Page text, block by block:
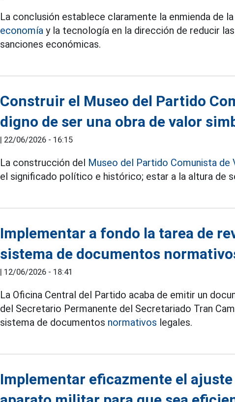
La conclusión establece claramente la enmienda de
economía y la tecnología en la dirección de reducir
sanciones económicas.
Construir el Museo del Partido
digno de ser una obra de valor
| 22/06/2026 - 16:15
La construcción del Museo del Partido Comunista de
el significado político e histórico; estar a la altura de
Implementar a fondo la tarea de
sistema de documentos
| 12/06/2026 - 18:41
La Oficina Central del Partido acaba de emitir un
del Secretario Permanente del Secretariado Tran
sistema de documentos normativos legales.
Implementar eficazmente el